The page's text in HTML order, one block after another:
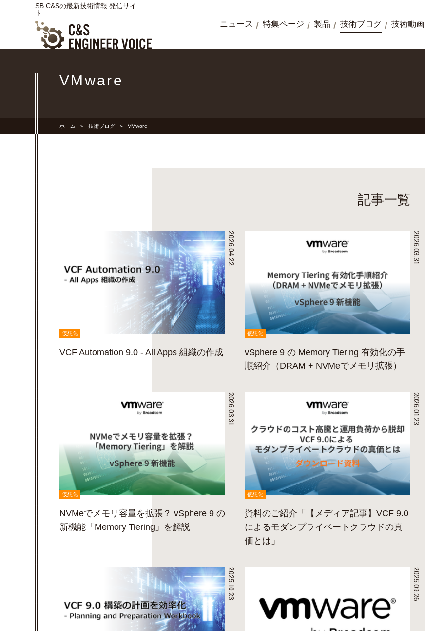
SB C&Sの最新技術情報 発信サイ
ト
ニュース 特集ページ 製品 技術ブログ 技術動画
VMware
ホーム 技術ブログ VMware
記事一覧
2026.04.22
仮想化
VCF Automation 9.0 - All Apps 組織の作成
2026.03.31
仮想化
vSphere 9 の Memory Tiering 有効化の手
順紹介（DRAM + NVMeでメモリ拡張）
2026.03.31
仮想化
NVMeでメモリ容量を拡張？ vSphere 9 の
新機能「Memory Tiering」を解説
2026.01.23
仮想化
資料のご紹介「【メディア記事】VCF 9.0
によるモダンプライベートクラウドの真
価とは」
2025.10.23 2025.09.26